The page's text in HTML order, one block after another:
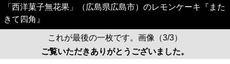
「西洋菓子無花果」（広島県広島市）のレモンケーキ『また
きて四角』
これが最後の一枚です。画像（3/3）
ご覧いただきありがとうございました。